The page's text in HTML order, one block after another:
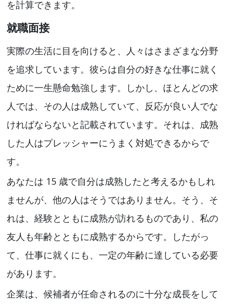
を計算できます。
就職面接
実際の生活に目を向けると、人々はさまざまな分野
を追求しています。彼らは自分の好きな仕事に就く
ために一生懸命勉強します。しかし、ほとんどの求
人では、その人は成熟していて、反応が良い人でな
ければならないと記載されています。それは、成熟
した人はプレッシャーにうまく対処できるからで
す。
あなたは 15 歳で自分は成熟したと考えるかもしれ
ませんが、他の人はそうではありません。そう、そ
れは、経験とともに成熟が訪れるものであり、私の
友人も年齢とともに成熟するからです。したがっ
て、仕事に就くにも、一定の年齢に達している必要
があります。
企業は、候補者が任命されるのに十分な成長をして